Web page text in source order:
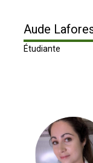
Aude
Étudiante